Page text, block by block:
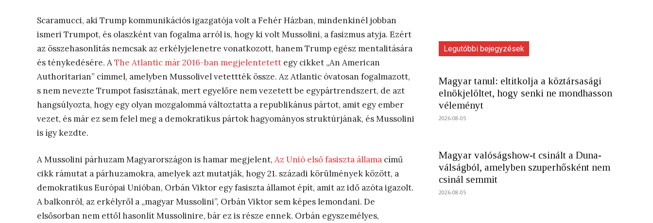
Scaramucci, aki Trump kommunikációs igazgatója volt a Fehér Házban, mindenkinél jobban
ismeri Trumpot, és olaszként van fogalma arról is, hogy ki volt Mussolini, a fasizmus atyja. Ezért
az összehasonlítás nemcsak az erkélyjelenetre vonatkozott, hanem Trump egész mentalitására
és ténykedésére. AThe Atlantic már 2016-ban megjelentetett egy cikket „An American
Authoritarian” címmel, amelyben Mussolivel vetettték össze. Az Atlantic óvatosan fogalmazott,
s nem nevezte Trumpot fasisztának, mert egyelőre nem vezetett be egypártrendszert, de azt
hangsúlyozta, hogy egy olyan mozgalommá változtatta a republikánus pártot, amit egy ember
vezet, és már ez sem felel meg a demokratikus pártok hagyományos struktúrjának, és Mussolini
is így kezdte.
A Mussolini párhuzam Magyarországon is hamar megjelent, Az Unió első fasiszta állama című
cikk rámutat a párhuzamokra, amelyek azt mutatják, hogy 21. századi körülmények között, a
demokratikus Európai Unióban, Orbán Viktor egy fasiszta államot épít, amit az idő azóta igazolt.
A balkonról, az erkélyről a „magyar Mussolini”, Orbán Viktor sem képes lemondani. De
elsősorban nem ettől hasonlít Mussolinire, bár ez is része ennek. Orbán egyszemélyes,
Legutóbbi bejegyzések
Magyar tanul: eltitkolja a köztársasági
elnökjelöltet, hogy senki ne mondhasson
véleményt
2026-08-05
Magyar valóságshow-t csinált a Duna-
válságból, amelyben szuperhősként nem
csinál semmit
2026-08-05